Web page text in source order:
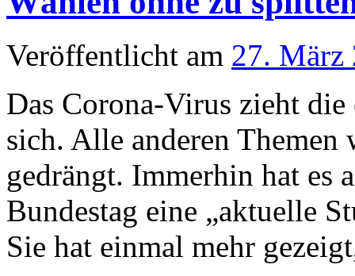
Veröffentlicht am 27. März
Das Corona-Virus zieht
sich. Alle anderen The­men
gedrängt. Immerhin hat es
Bundestag eine „aktuelle
Sie hat einmal mehr